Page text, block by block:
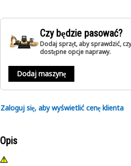
Czy będzie pasować?
Dodaj sprzęt, aby sprawdzić,
dostępne opcje naprawy.
Dodaj maszynę
Zaloguj się, aby wyświetlić cenę klienta
Opis